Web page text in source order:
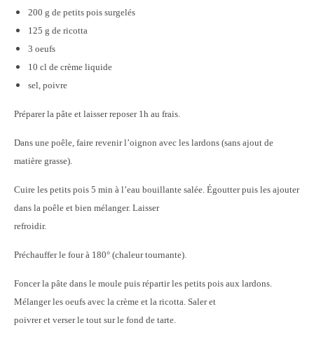
200 g de petits pois surgelés
125 g de ricotta
3 oeufs
10 cl de crème liquide
sel, poivre
Préparer la pâte et laisser reposer 1h au frais.
Dans une poêle, faire revenir l’oignon avec les lardons (sans ajout de
matière grasse).
Cuire les petits pois 5 min à l’eau bouillante salée. Égoutter puis les ajouter
dans la poêle et bien mélanger. Laisser
refroidir.
Préchauffer le four à 180° (chaleur tournante).
Foncer la pâte dans le moule puis répartir les petits pois aux lardons.
Mélanger les oeufs avec la crème et la ricotta. Saler et
poivrer et verser le tout sur le fond de tarte.